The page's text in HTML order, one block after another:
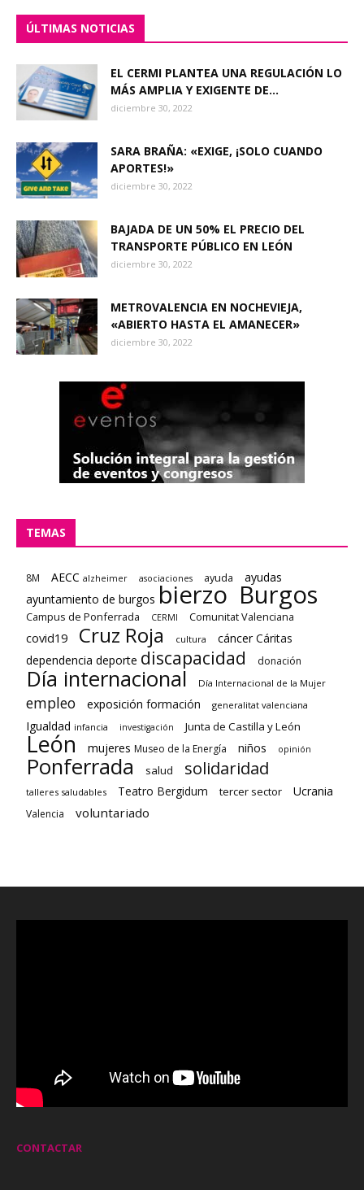
ÚLTIMAS NOTICIAS
EL CERMI PLANTEA UNA REGULACIÓN LO
MÁS AMPLIA Y EXIGENTE DE...
diciembre 30, 2022
SARA BRAÑA: «EXIGE, ¡SOLO CUANDO
APORTES!»
diciembre 30, 2022
BAJADA DE UN 50% EL PRECIO DEL
TRANSPORTE PÚBLICO EN LEÓN
diciembre 30, 2022
METROVALENCIA EN NOCHEVIEJA,
«ABIERTO HASTA EL AMANECER»
diciembre 30, 2022
TEMAS
8M AECC alzheimer asociaciones ayuda
ayudas
ayuntamiento de burgos bierzo Burgos
Campus de Ponferrada CERMI Comunitat Valenciana
covid19 Cruz Roja cultura cáncerCáritas
dependencia deporte discapacidad donación
Día internacional Día Internacional de la Mujer
empleo exposición formación generalitat valenciana
Igualdad infancia investigación Junta de Castilla y León
León mujeres Museo de la Energía niños opinión
Ponferrada salud solidaridad
talleres saludables Teatro Bergidum tercer sector Ucrania
Valencia voluntariado
CONTACTAR